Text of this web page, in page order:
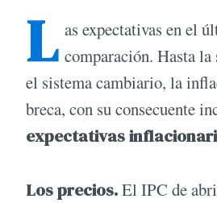
L as expectativas en el
comparación. Hasta
el sistema cambiario, la
breca, con su consecuente
expectativas
Los precios.El IPC de